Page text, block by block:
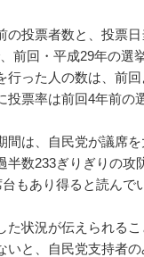
の投票者数と、投票
前回・平成29年の選
行った人の数は、前
投票率は前回4年前の
間は、自民党が議席
半数233ぎりぎりの
もあり得ると読んで
た状況が伝えられる
いと、自民党支持者